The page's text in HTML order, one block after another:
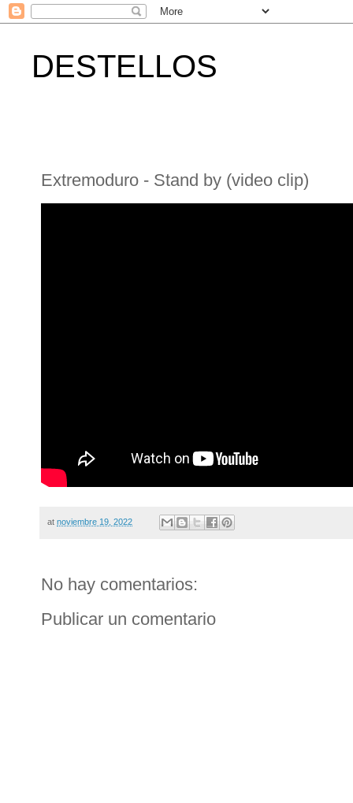
DESTELLOS
Extremoduro - Stand by (video clip)
at noviembre 19, 2022
No hay comentarios:
Publicar un comentario